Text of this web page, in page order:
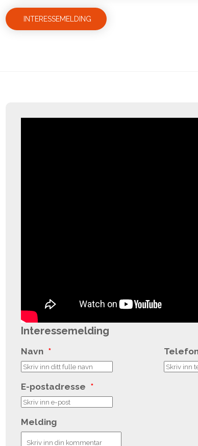
INTERESSEMELDING
Interessemelding
Navn *
E-postadresse *
Melding